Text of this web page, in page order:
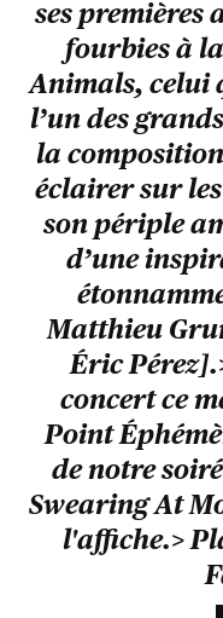
ses premières
fourbies à
Animals, celui
l’un des
la
éclairer sur
son périple
d’une
Matthieu
Éric
concert ce
Point
de notre
Swearing At
l'affiche.>